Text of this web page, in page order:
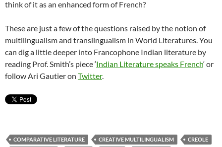
think of it as an enhanced form of French?
These are just a few of the questions raised by the notion of
multilingualism and translingualism in World Literatures. You
can dig a little deeper into Francophone Indian literature by
reading Prof. Smith’s piece ‘Indian Literature speaks French‘ or
follow Ari Gautier on Twitter.
COMPARATIVE LITERATURE CREATIVE MULTILINGUALISM
CREOLE